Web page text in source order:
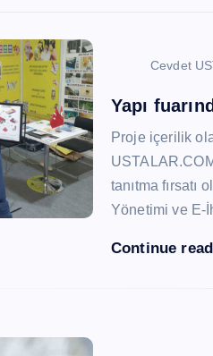
Cevdet
Yapı
Proje içerilik
tanıtma fırsatı
Yönetimi ve E-
Continue